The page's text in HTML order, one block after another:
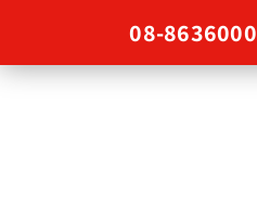
08-8636000